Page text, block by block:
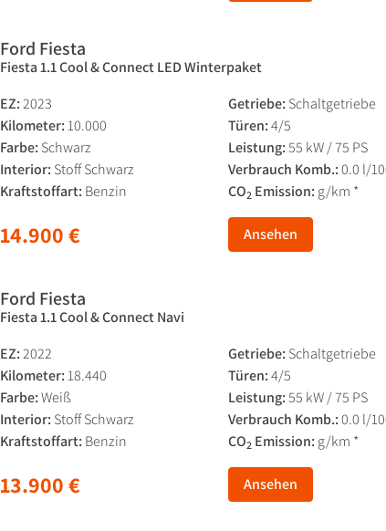
Ford Fiesta
Fiesta 1.1 Cool & Connect LED Winterpaket
EZ:2023 Getriebe: Schaltgetriebe
Kilometer: 10.000 Türen:4/5
Farbe: Schwarz Leistung:55 kW / 75 PS
Interior: Stoff Schwarz Verbrauch Komb.:0.0 l/
Kraftstoffart: Benzin CO2 Emission: g/km *
14.900 € Ansehen
Ford Fiesta
Fiesta 1.1 Cool & Connect Navi
EZ:2022 Getriebe: Schaltgetriebe
Kilometer: 18.440 Türen:4/5
Farbe:Weiß Leistung:55 kW / 75 PS
Interior: Stoff Schwarz Verbrauch Komb.:0.0 l/
Kraftstoffart: Benzin CO2 Emission: g/km *
13.900 € Ansehen